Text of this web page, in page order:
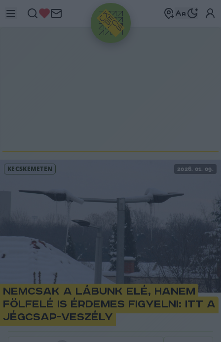
HIRDETÉS
KECSKEMÉTEN 2026. 01. 09.
Nemcsak a lábunk elé, hanem
fölfelé is érdemes figyelni: itt a
jégcsap-veszély